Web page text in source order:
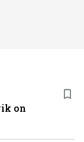
on